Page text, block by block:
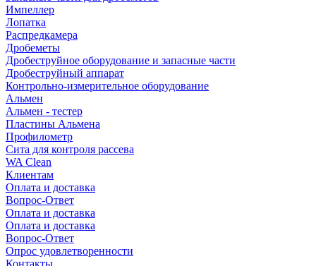
Импеллер
Лопатка
Распредкамера
Дробеметы
Дробеструйное оборудование и запасные части
Дробеструйный аппарат
Контрольно-измерительное оборудование
Альмен
Альмен - тестер
Пластины Альмена
Профилометр
Сита для контроля рассева
WA Clean
Клиентам
Оплата и доставка
Вопрос-Ответ
Оплата и доставка
Оплата и доставка
Вопрос-Ответ
Опрос удовлетворенности
Контакты